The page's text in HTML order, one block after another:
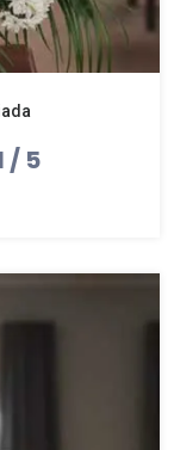
/ 5